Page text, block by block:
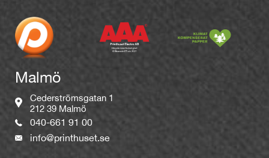
Malmö
Cederströmsgatan 1
212 39 Malmö
040-661 91 00
info@printhuset.se